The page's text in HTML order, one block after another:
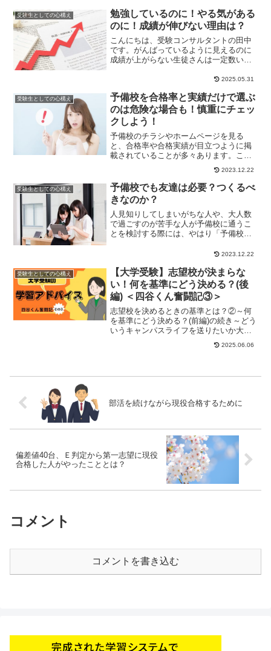
受験生としての心構え
勉強しているのに！やる気がある
のに！成績が伸びない理由は？
こんにちは、受験コンサルタントの田中
です。がんばっているように見えるのに
成績が上がらない生徒さんは一定数いま
2025.05.31
受験生としての心構え
予備校を合格率と実績だけで選ぶ
のは危険な場合も！慎重にチェッ
クしよう！
予備校のチラシやホームページを見る
と、合格率や合格実績が目立つように掲
載されていることが多々あります。こう
した合格率や合格実績から、どの予備校
2023.12.22
受験生としての心構え
予備校でも友達は必要？つくるべ
きなのか？
人見知りしてしまいがちな人や、大人数
で過ごすのが苦手な人が予備校に通うこ
とを検討する際には、やはり「予備校で
2023.12.22
受験生としての心構え
【大学受験】志望校が決まらな
い！何を基準にどう決める？(後
編) ＜四谷くん奮闘記③＞
志望校を決めるときの基準とは？②～何
を基準にどう決める？(前編)の続き～どう
いうキャンパスライフを送りたいか大学
に通うのは何年か「6年制」の学部を知っ
2025.06.06
部活を続けながら現役合格するために
偏差値40台、Ｅ判定から第一志望に現役
合格した人がやったこととは？
コメント
コメントを書き込む